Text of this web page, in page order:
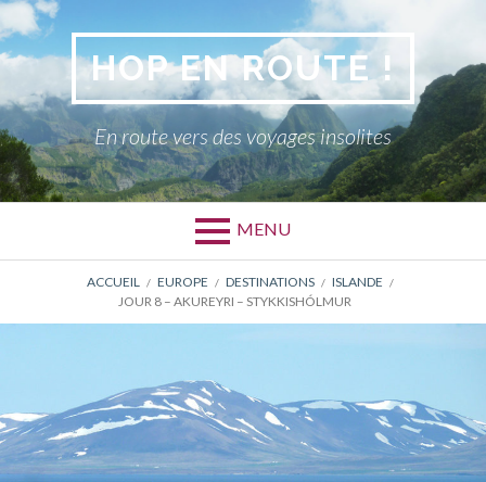
Aller
au
contenu
HOP EN ROUTE !
En route vers des voyages insolites
MENU
D'ARIANE
ACCUEIL EUROPE DESTINATIONS
ISLANDE
JOUR 8 – AKUREYRI – STYKKISHÓLMUR